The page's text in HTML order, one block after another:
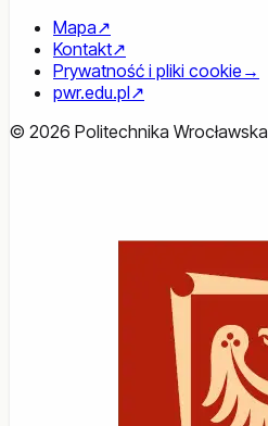
Mapa↗
Kontakt↗
Prywatność i pliki cookie →
pwr.edu.pl↗
© 2026 Politechnika Wrocławska